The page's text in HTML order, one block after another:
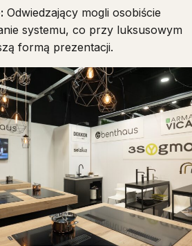
Odwiedzający mogli osobiście
systemu, co przy luksusowym
formą prezentacji.